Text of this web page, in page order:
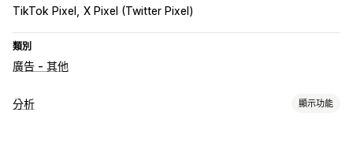
TikTok Pixel
X Pixel (Twitter Pixel)
類別
廣告 - 其他
分析 顯示功能